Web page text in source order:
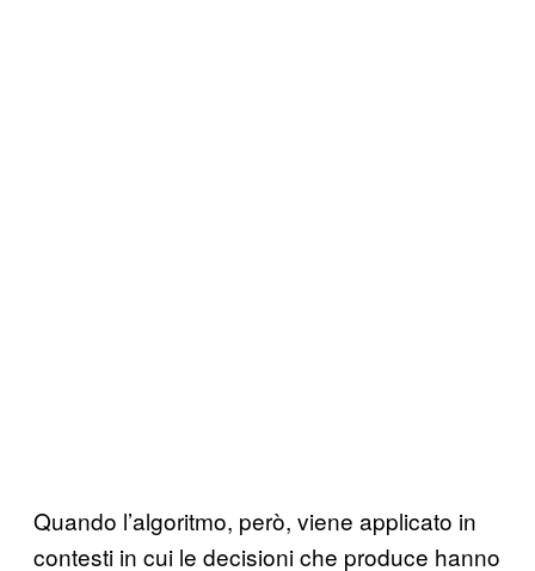
Quando l’algoritmo, però, viene applicato in
contesti in cui le decisioni che produce hanno